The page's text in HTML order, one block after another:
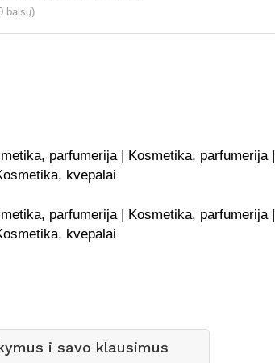
balsų)
parfumerija | Kosmetika, parfumerija |
kvepalai
parfumerija | Kosmetika, parfumerija |
kvepalai
i savo klausimus